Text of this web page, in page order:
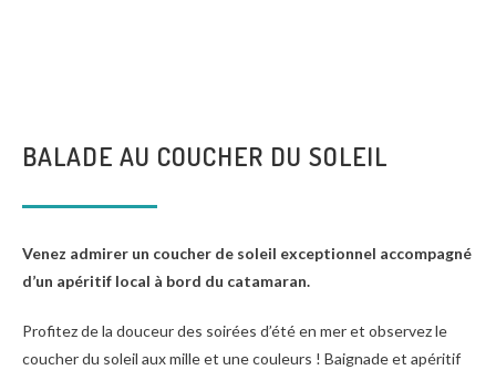
BALADE AU COUCHER DU SOLEIL
Venez admirer un coucher de soleil exceptionnel accompagné
d’un apéritif local à bord du catamaran.
Profitez de la douceur des soirées d’été en mer et observez le
coucher du soleil aux mille et une couleurs ! Baignade et apéritif